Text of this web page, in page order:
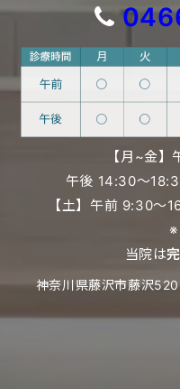
【月~金
午後 14:30〜
【土】午前 9:30〜
当院は
神奈川県藤沢市藤沢